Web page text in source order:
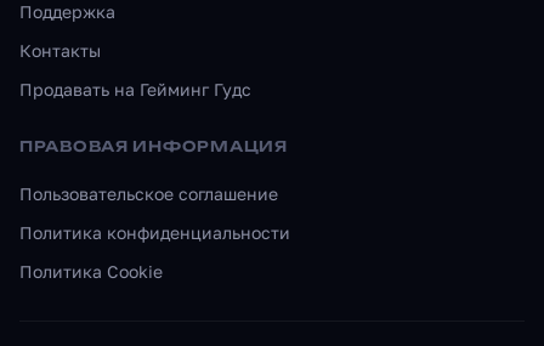
Поддержка
Контакты
Продавать на Гейминг Гудс
ПРАВОВАЯ ИНФОРМАЦИЯ
Пользовательское соглашение
Политика конфиденциальности
Политика Cookie